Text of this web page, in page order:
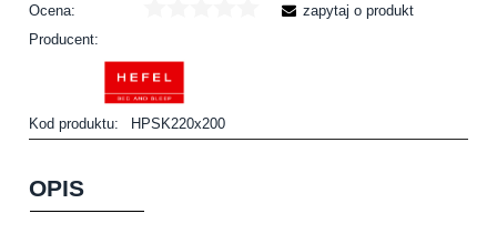
Ocena:
Producent:
Kod produktu: HPSK220x200
zapytaj o produkt
OPIS